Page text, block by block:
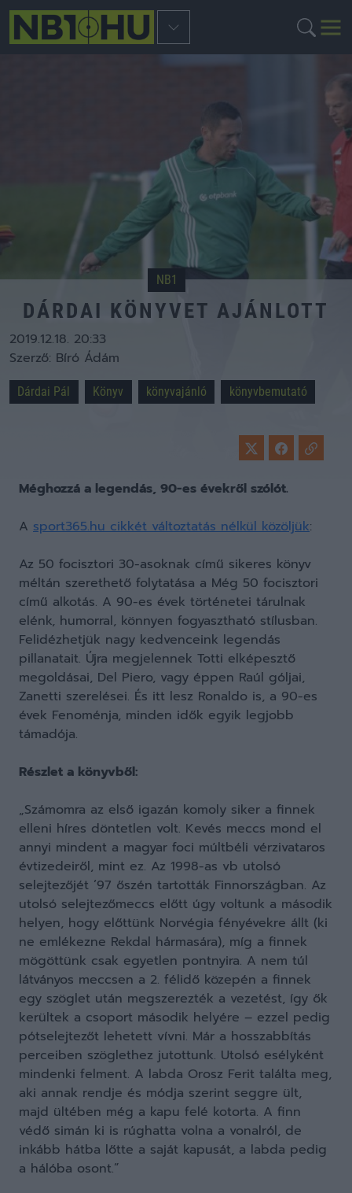
NB1
DÁRDAI KÖNYVET AJÁNLOTT
2019.12.18. 20:33
Szerző: Bíró Ádám
Dárdai Pál Könyv könyvajánló könyvbemutató
Méghozzá a legendás, 90-es évekről szólót.
A sport365.hu cikkét változtatás nélkül közöljük:
Az 50 focisztori 30-asoknak című sikeres könyv
méltán szerethető folytatása a Még 50 focisztori
című alkotás. A 90-es évek történetei tárulnak
elénk, humorral, könnyen fogyasztható stílusban.
Felidézhetjük nagy kedvenceink legendás
pillanatait. Újra megjelennek Totti elképesztő
megoldásai, Del Piero, vagy éppen Raúl góljai,
Zanetti szerelései. És itt lesz Ronaldo is, a 90-es
évek Fenoménja, minden idők egyik legjobb
támadója.
Részlet a könyvből:
„Számomra az első igazán komoly siker a finnek
elleni híres döntetlen volt. Kevés meccs mond el
annyi mindent a magyar foci múltbéli vérzivataros
évtizedeiről, mint ez. Az 1998-as vb utolsó
selejtezőjét ’97 őszén tartották Finnországban. Az
utolsó selejtezőmeccs előtt úgy voltunk a második
helyen, hogy előttünk Norvégia fényévekre állt (ki
ne emlékezne Rekdal hármasára), míg a finnek
mögöttünk csak egyetlen pontnyira. A nem túl
látványos meccsen a 2. félidő közepén a finnek
egy szöglet után megszerezték a vezetést, így ők
kerültek a csoport második helyére – ezzel pedig
pótselejtezőt lehetett vívni. Már a hosszabbítás
perceiben szöglethez jutottunk. Utolsó esélyként
mindenki felment. A labda Orosz Ferit találta meg,
aki annak rendje és módja szerint seggre ült,
majd ültében még a kapu felé kotorta. A finn
védő simán ki is rúghatta volna a vonalról, de
inkább hátba lőtte a saját kapusát, a labda pedig
a hálóba osont.”